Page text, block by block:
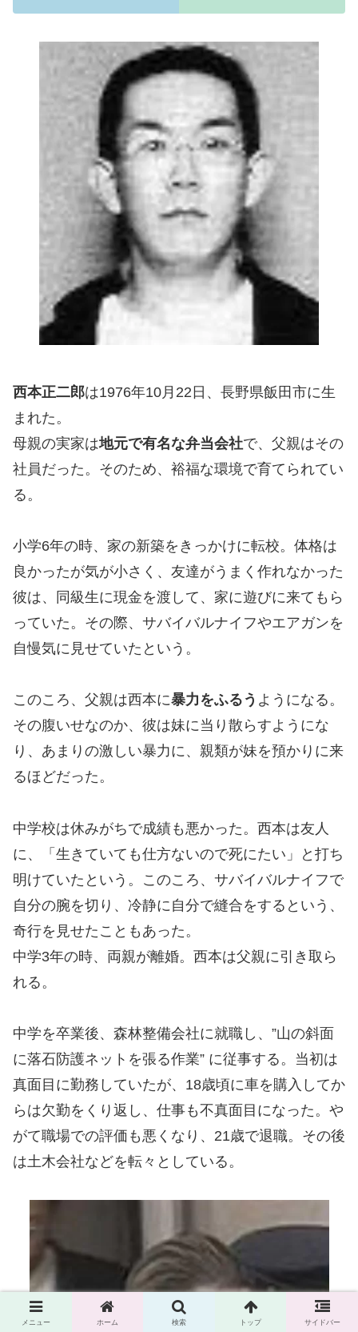
西本正二郎は1976年10月22日、長野県飯田市に生
まれた。
母親の実家は地元で有名な弁当会社で、父親はその
社員だった。そのため、裕福な環境で育てられてい
る。
小学6年の時、家の新築をきっかけに転校。体格は
良かったが気が小さく、友達がうまく作れなかった
彼は、同級生に現金を渡して、家に遊びに来てもら
っていた。その際、サバイバルナイフやエアガンを
自慢気に見せていたという。
このころ、父親は西本に暴力をふるう ようになる。
その腹いせなのか、彼は妹に当り散らすようにな
り、あまりの激しい暴力に、親類が妹を預かりに来
るほどだった。
中学校は休みがちで成績も悪かった。西本は友人
に、「生きていても仕方ないので死にたい」と打ち
明けていたという。このころ、サバイバルナイフで
自分の腕を切り、冷静に自分で縫合をするという、
奇行を見せたこともあった。
中学3年の時、両親が離婚。西本は父親に引き取ら
れる。
中学を卒業後、森林整備会社に就職し、”山の斜面
に落石防護ネットを張る作業” に従事する。当初は
真面目に勤務していたが、18歳頃に車を購入してか
らは欠勤をくり返し、仕事も不真面目になった。や
がて職場での評価も悪くなり、21歳で退職。その後
は土木会社などを転々としている。
メニュー ホーム 検索 トップ サイドバー